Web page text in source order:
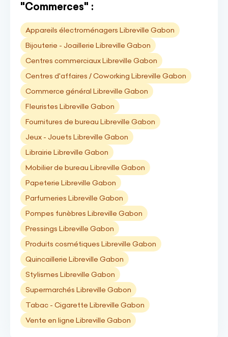
"Commerces" :
Appareils électroménagers Libreville Gabon
Bijouterie - Joaillerie Libreville Gabon
Centres commerciaux Libreville Gabon
Centres d'affaires / Coworking Libreville Gabon
Commerce général Libreville Gabon
Fleuristes Libreville Gabon
Fournitures de bureau Libreville Gabon
Jeux - Jouets Libreville Gabon
Librairie Libreville Gabon
Mobilier de bureau Libreville Gabon
Papeterie Libreville Gabon
Parfumeries Libreville Gabon
Pompes funèbres Libreville Gabon
Pressings Libreville Gabon
Produits cosmétiques Libreville Gabon
Quincaillerie Libreville Gabon
Stylismes Libreville Gabon
Supermarchés Libreville Gabon
Tabac - Cigarette Libreville Gabon
Vente en ligne Libreville Gabon